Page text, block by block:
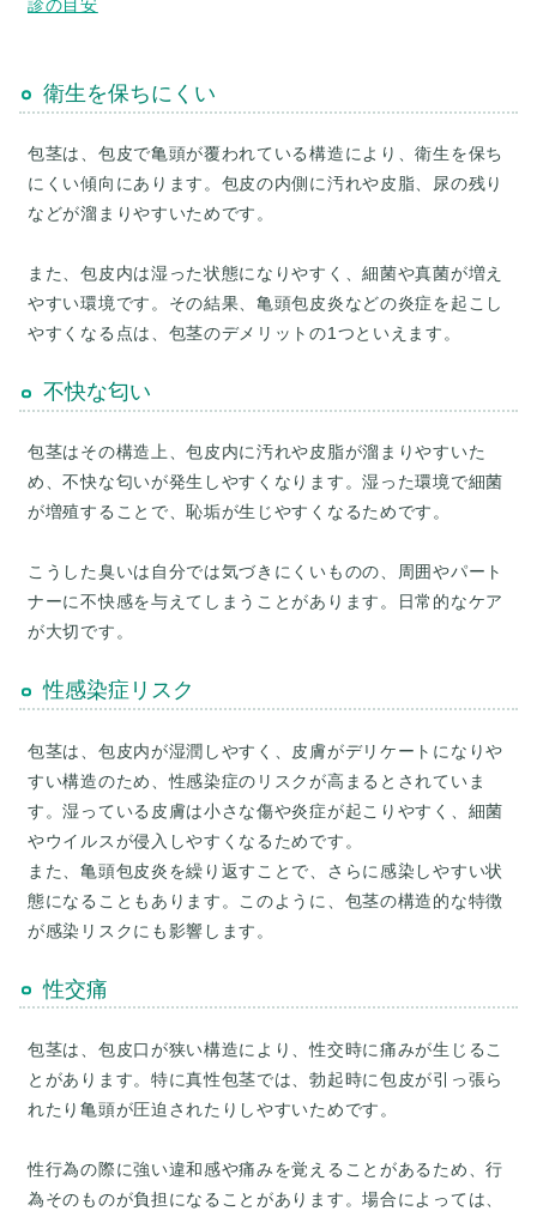
診の目安
衛生を保ちにくい
包茎は、包皮で亀頭が覆われている構造により、衛生を保ち
にくい傾向にあります。包皮の内側に汚れや皮脂、尿の残り
などが溜まりやすいためです。
また、包皮内は湿った状態になりやすく、細菌や真菌が増え
やすい環境です。その結果、亀頭包皮炎などの炎症を起こし
不快な匂い
包茎はその構造上、包皮内に汚れや皮脂が溜まりやすいた
め、不快な匂いが発生しやすくなります。湿った環境で細菌
が増殖することで、恥垢が生じやすくなるためです。
こうした臭いは自分では気づきにくいものの、周囲やパート
ナーに不快感を与えてしまうことがあります。日常的なケア
性感染症リスク
包茎は、包皮内が湿潤しやすく、皮膚がデリケートになりや
すい構造のため、性感染症のリスクが高まるとされていま
す。湿っている皮膚は小さな傷や炎症が起こりやすく、細菌
やウイルスが侵入しやすくなるためです。
また、亀頭包皮炎を繰り返すことで、さらに感染しやすい状
態になることもあります。このように、包茎の構造的な特徴
性交痛
包茎は、包皮口が狭い構造により、性交時に痛みが生じるこ
とがあります。特に真性包茎では、勃起時に包皮が引っ張ら
れたり亀頭が圧迫されたりしやすいためです。
性行為の際に強い違和感や痛みを覚えることがあるため、行
為そのものが負担になることがあります。場合によっては、